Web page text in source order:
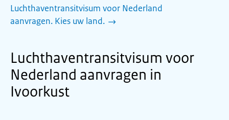
Luchthaventransitvisum voor Nederland
aanvragen. Kies uw land.
Luchthaventransitvisum voor
Nederland aanvragen in
Ivoorkust